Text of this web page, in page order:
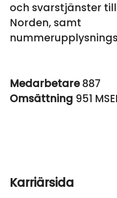
och svarstjänster
Norden, samt
Medarbetare887
Omsättning 951
Karriärsida